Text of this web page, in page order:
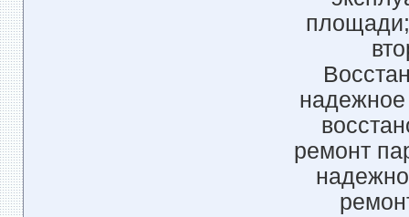
площади;
ремонт